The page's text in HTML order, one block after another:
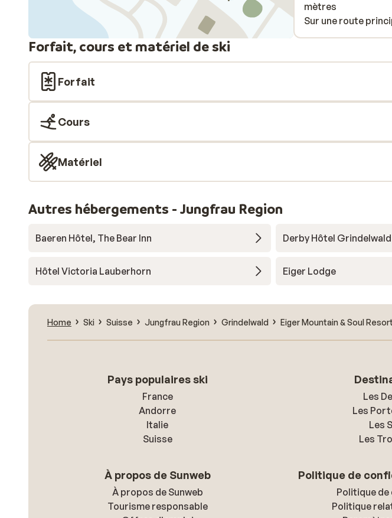
mètres
Sur une route
Forfait, cours et matériel de ski
Forfait
Cours
Matériel
Autres hébergements - Jungfrau Region
Baeren Hôtel, The Bear Inn Derby Hôtel Grindelwald
Hôtel Victoria Lauberhorn Eiger Lodge
Home Ski Suisse Jungfrau Region Grindelwald Eiger Mountain & Soul Resort
Pays populaires ski
France
Andorre
Italie
Suisse
Les
Les
Les
Les
À propos de Sunweb
À propos de Sunweb
Tourisme responsable
Politique de
Politique
Politique